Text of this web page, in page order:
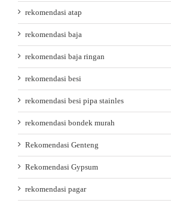
rekomendasi atap
rekomendasi baja
rekomendasi baja ringan
rekomendasi besi
rekomendasi besi pipa stainles
rekomendasi bondek murah
Rekomendasi Genteng
Rekomendasi Gypsum
rekomendasi pagar